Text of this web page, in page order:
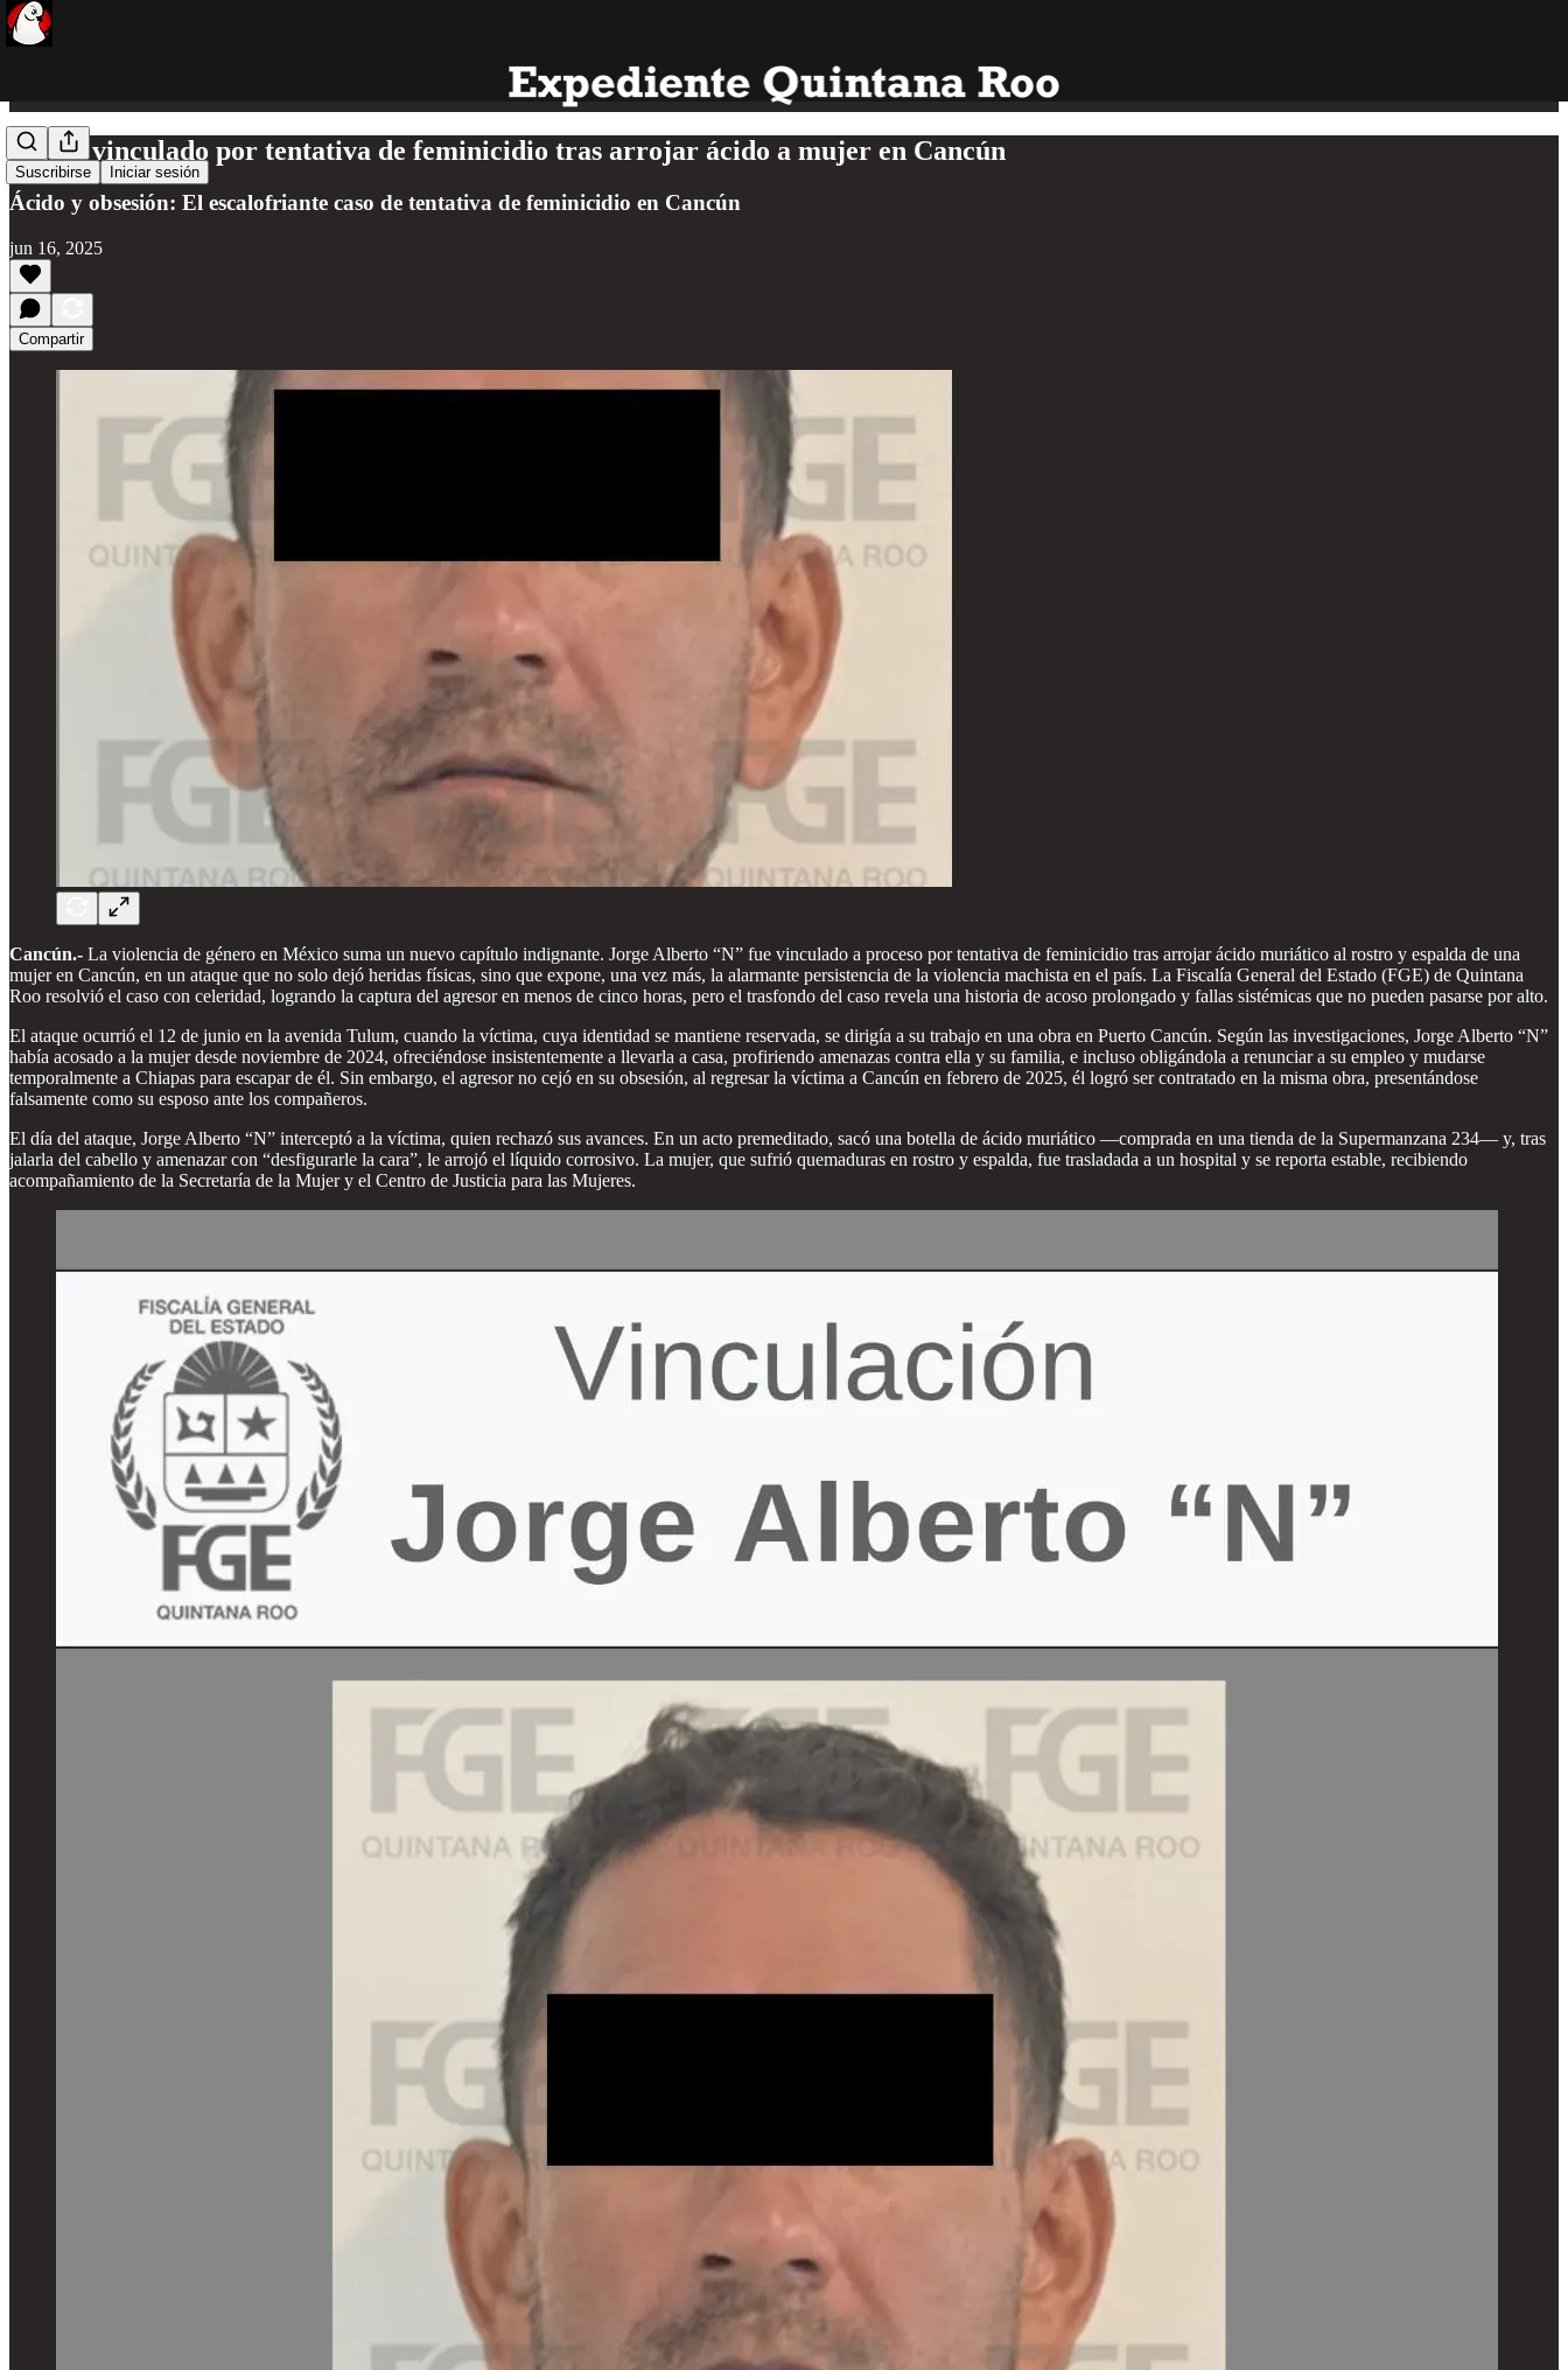
Suscribirse Iniciar sesión
Sujeto vinculado por tentativa de feminicidio tras arrojar ácido a mujer en Cancún
Ácido y obsesión: El escalofriante caso de tentativa de feminicidio en Cancún
jun 16, 2025
Compartir
Cancún.- La violencia de género en México suma un nuevo capítulo indignante. Jorge Alberto “N” fue vinculado a proceso por tentativa de feminicidio tras arrojar ácido muriático al rostro y espalda de una
mujer en Cancún, en un ataque que no solo dejó heridas físicas, sino que expone, una vez más, la alarmante persistencia de la violencia machista en el país. La Fiscalía General del Estado (FGE) de Quintana
Roo resolvió el caso con celeridad, logrando la captura del agresor en menos de cinco horas, pero el trasfondo del caso revela una historia de acoso prolongado y fallas sistémicas que no pueden pasarse por alto.
El ataque ocurrió el 12 de junio en la avenida Tulum, cuando la víctima, cuya identidad se mantiene reservada, se dirigía a su trabajo en una obra en Puerto Cancún. Según las investigaciones, Jorge Alberto “N”
había acosado a la mujer desde noviembre de 2024, ofreciéndose insistentemente a llevarla a casa, profiriendo amenazas contra ella y su familia, e incluso obligándola a renunciar a su empleo y mudarse
temporalmente a Chiapas para escapar de él. Sin embargo, el agresor no cejó en su obsesión, al regresar la víctima a Cancún en febrero de 2025, él logró ser contratado en la misma obra, presentándose
falsamente como su esposo ante los compañeros.
El día del ataque, Jorge Alberto “N” interceptó a la víctima, quien rechazó sus avances. En un acto premeditado, sacó una botella de ácido muriático —comprada en una tienda de la Supermanzana 234— y, tras
jalarla del cabello y amenazar con “desfigurarle la cara”, le arrojó el líquido corrosivo. La mujer, que sufrió quemaduras en rostro y espalda, fue trasladada a un hospital y se reporta estable, recibiendo
acompañamiento de la Secretaría de la Mujer y el Centro de Justicia para las Mujeres.